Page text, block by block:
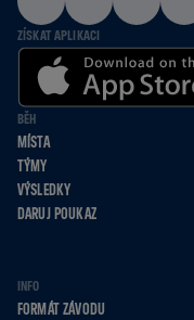
ZÍSKAT APLIKACI
BĚH
MÍSTA
TÝMY
VÝSLEDKY
DARUJ POUKAZ
INFO
FORMÁT ZÁVODU